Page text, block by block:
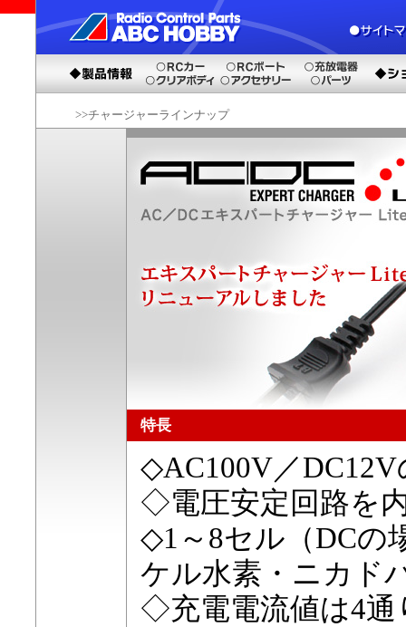
>>チャージャーラインナップ
特長
◇AC100V／
◇電圧安定回路を
◇1～8セル（DCの
ケル水素・ニカド
◇充電電流値は4通